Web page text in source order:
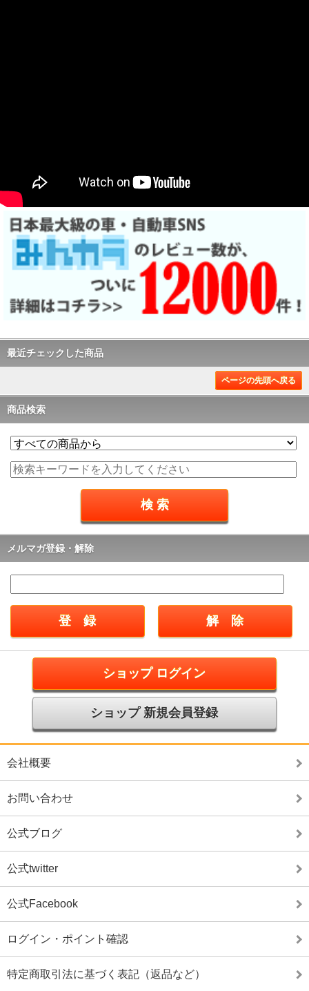
最近チェックした商品
ページの先頭へ戻る
商品検索
メルマガ登録・解除
ショップ ログイン
ショップ 新規会員登録
会社概要
お問い合わせ
公式ブログ
公式twitter
公式Facebook
ログイン・ポイント確認
特定商取引法に基づく表記（返品など）